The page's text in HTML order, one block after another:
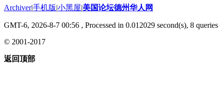
Archiver|手机版|小黑屋|美国论坛德州华人网
GMT-6, 2026-8-7 00:56 , Processed in 0.012029 second(s), 8
© 2001-2017
返回顶部